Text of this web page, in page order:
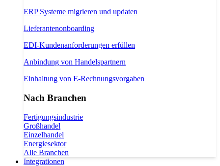
ERP Systeme migrieren und updaten
Lieferantenonboarding
EDI-Kundenanforderungen erfüllen
Anbindung von Handelspartnern
Einhaltung von E-Rechnungsvorgaben
Nach Branchen
Fertigungsindustrie
Großhandel
Einzelhandel
Energiesektor
Alle Branchen
Integrationen